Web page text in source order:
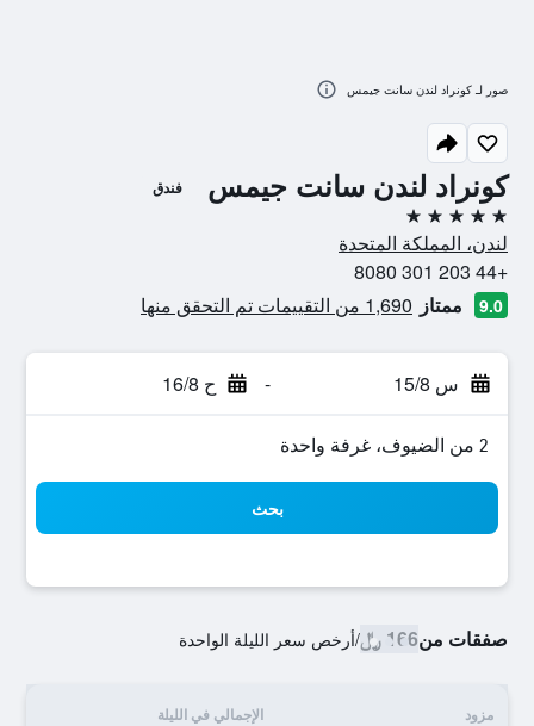
كونراد لندن سانت جيمس فندق
5 نجوم
لندن، المملكة المتحدة
+44 203 301 8080
9.0 ممتاز 1,690 من التقييمات تم التحقق منها
س 15/8 - ح 16/8
2 من الضيوف، غرفة واحدة
بحث
صفقات من166 ﷼ /أرخص سعر الليلة الواحدة
مزود الإجمالي في الليلة
صور لـ كونراد لندن سانت جيمس